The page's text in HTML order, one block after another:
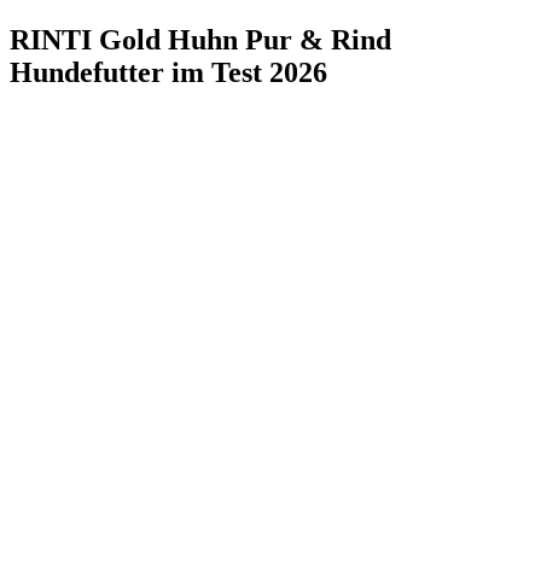
RINTI Gold Huhn Pur & Rind
Hundefutter im Test 2026